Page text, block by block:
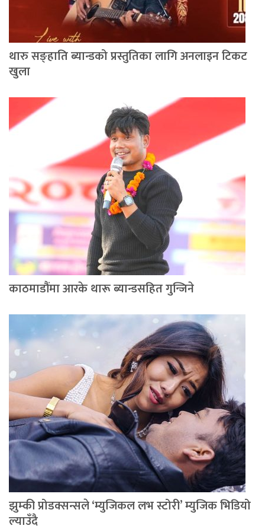
थारु सङ्हाति ब्यान्डको प्रस्तुतिका लागि अनलाइन टिकट
खुला
काठमाडौंमा आरके थारू ब्यान्डसहित गुन्जिने
झुम्की प्रोडक्सन्सले ‘म्युजिकल लभ स्टोरी’ म्युजिक भिडियो
ल्याउँदै